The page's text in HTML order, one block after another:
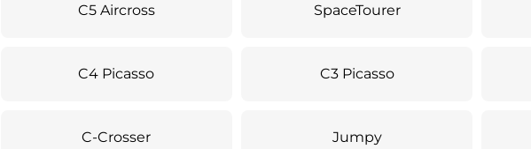
C5 Aircross SpaceTourer
C4 Picasso C3 Picasso
C-Crosser Jumpy